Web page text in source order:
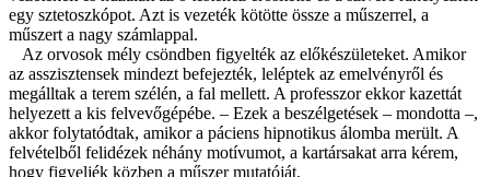
egy sztetoszkópot. Azt is vezeték kötötte össze a műszerrel, a
műszert a nagy számlappal.
Az orvosok mély csöndben figyelték az előkészületeket. Amikor
az asszisztensek mindezt befejezték, leléptek az emelvényről és
megálltak a terem szélén, a fal mellett. A professzor ekkor kazettát
helyezett a kis felvevőgépébe. – Ezek a beszélgetések – mondotta –,
akkor folytatódtak, amikor a páciens hipnotikus álomba merült. A
felvételből felidézek néhány motívumot, a kartársakat arra kérem,
hogy figyeljék közben a műszer mutatóját.